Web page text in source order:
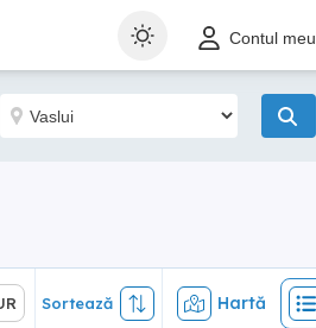
Contul meu
Hartă
Sortează Hartă